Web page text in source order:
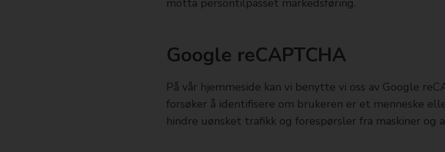
motta persontilpasset markedsføring.
Google reCAPTCHA
På vår hjemmeside kan vi benytte vi oss av Google
forsøker å identifisere om brukeren er et menneske
hindre uønsket trafikk og forespørsler fra maskiner og